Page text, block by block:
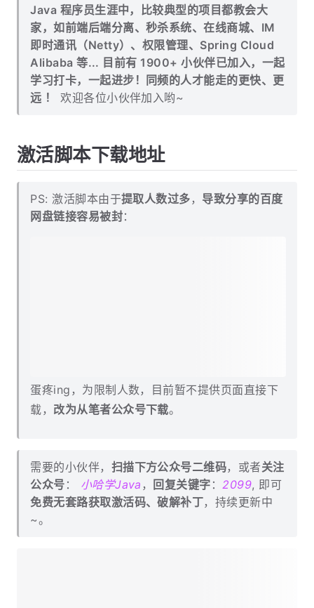
Java 程序员生涯中，比较典型的项目都教会大
家，如前端后端分离、秒杀系统、在线商城、IM
即时通讯（Netty）、权限管理、Spring Cloud
Alibaba 等... 目前有 1900+ 小伙伴已加入，一起
学习打卡，一起进步！同频的人才能走的更快、更
远 ！
欢迎各位小伙伴加入哟~
激活脚本下载地址
PS: 激活脚本由于提取人数过多 ， 导致分享的百度
网盘链接容易被封：
蛋疼ing，为限制人数，目前暂不提供页面直接下
载， 改为从笔者公众号下载。
需要的小伙伴， 扫描下方公众号二维码，或者关注
公众号 ： 小哈学Java ， 回复关键字 ： 2099, 即可
免费无套路获取激活码、破解补丁，持续更新中
~。